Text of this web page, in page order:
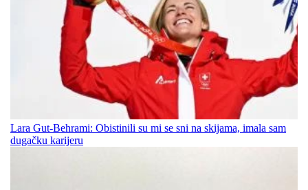
Lara Gut-Behrami: Obistinili su mi se sni na skijama, imala sam
dugačku karijeru